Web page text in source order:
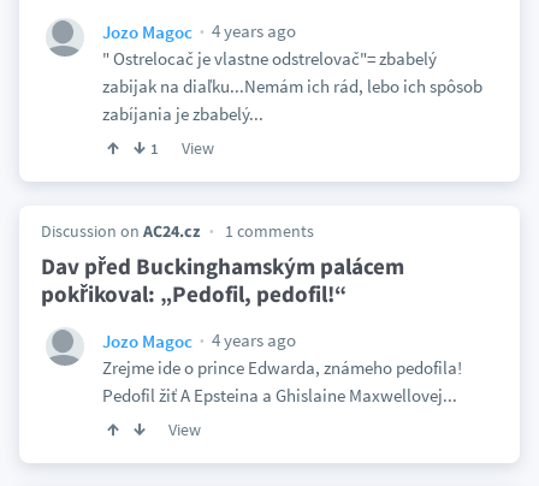
Jozo Magoc
4 years ago
" Ostrelocač je vlastne odstrelovač"= zbabelý
zabijak na diaľku...Nemám ich rád, lebo ich spôsob
zabíjania je zbabelý...
1 View
Discussion on AC24.cz 1 comments
Dav před Buckinghamským palácem
pokřikoval: „Pedofil, pedofil!“
Jozo Magoc
4 years ago
Zrejme ide o prince Edwarda, známeho pedofila!
Pedofil žiť A Epsteina a Ghislaine Maxwellovej...
View